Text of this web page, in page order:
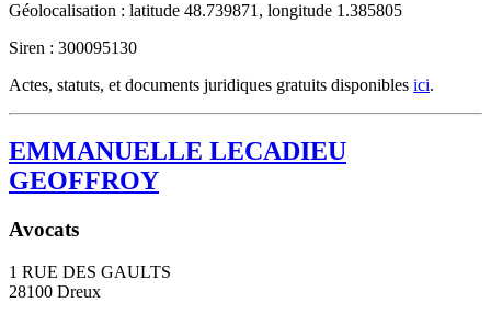
Géolocalisation : latitude 48.739871, longitude 1.385805
Siren : 300095130
Actes, statuts, et documents juridiques gratuits disponibles ici.
EMMANUELLE LECADIEU
GEOFFROY
Avocats
1 RUE DES GAULTS
28100 Dreux